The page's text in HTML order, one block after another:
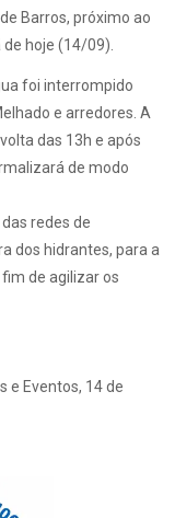
Barros, próximo ao
hoje (14/09).
foi interrompido
e arredores. A
das 13h e após
de modo
redes de
dos hidrantes, para a
de agilizar os
e Eventos, 14 de